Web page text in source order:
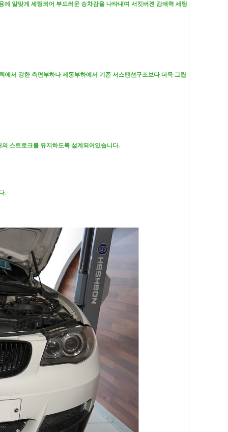
에 알맞게 세팅되어 부드러운 승차감을 나타내며 서킷버젼 감쇄력 세팅
서 강한 측면부하나 제동부하에서 기존 서스펜션구조보다 더욱 그립
스트로크를 유지하도록 설계되어있습니다.
.